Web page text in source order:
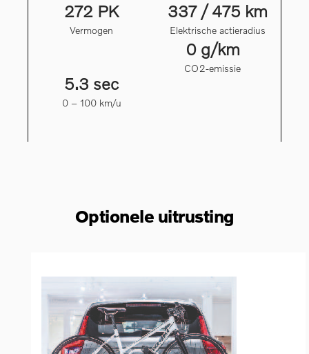
272 PK
Vermogen
337 / 475 km
Elektrische actieradius
5.3 sec
0 – 100 km/u
0 g/km
CO2-emissie
Optionele uitrusting